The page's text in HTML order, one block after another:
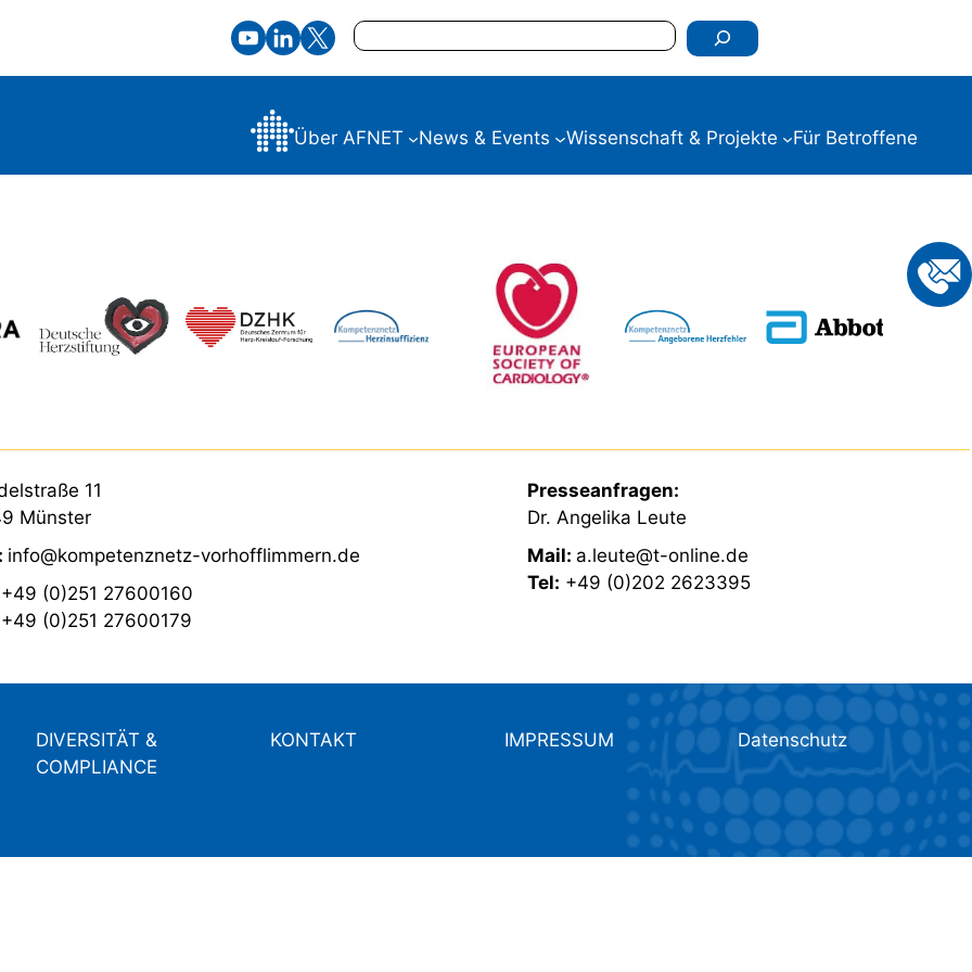
Suchen
Über AFNET News & Events Wissenschaft & Projekte Für Betroffene
11
Münster
info@kompetenznetz-vorhofflimmern.de
+49 (0)251 27600160
+49 (0)251 27600179
Presseanfragen:
Dr. Angelika Leute
Mail: a.leute@t-online.de
Tel: +49 (0)202 2623395
DIVERSITÄT &
COMPLIANCE
KONTAKT IMPRESSUM Datenschutz